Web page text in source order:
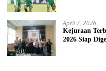
April 7, 2026
Kejuraan
2026 Siap